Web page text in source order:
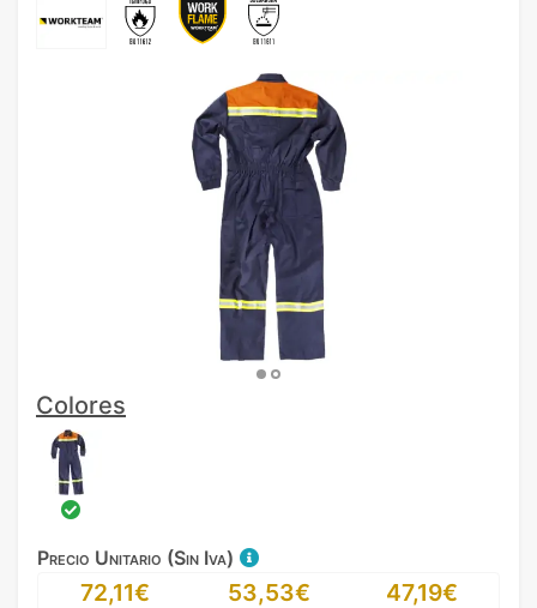
Colores
Precio Unitario (Sin Iva)
72,11€ 53,53€ 47,19€